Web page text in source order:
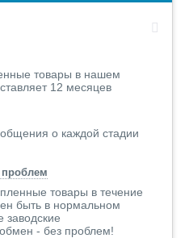
товары в нашем
12 месяцев
о каждой стадии
проблем
товары в течение
быть в нормальном
заводские
- без проблем!